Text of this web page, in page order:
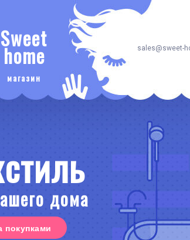
Sweet
home
магазин
sales@sweet-
дома
покупками